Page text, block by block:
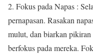
2. Fokus pada Napas :
pernapasan. Rasakan
mulut, dan biarkan
berfokus pada mereka.